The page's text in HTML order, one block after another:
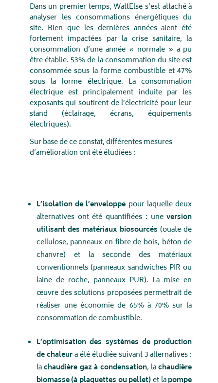
Dans un premier temps, WattElse s’est attaché à
analyser les consommations énergétiques du
site. Bien que les dernières années aient été
fortement impactées par la crise sanitaire, la
consommation d’une année « normale » a pu
être établie. 53% de la consommation du site est
consommée sous la forme combustible et 47%
sous la forme électrique. La consommation
électrique est principalement induite par les
exposants qui soutirent de l’électricité pour leur
stand (éclairage, écrans, équipements
électriques).
Sur base de ce constat, différentes mesures
d’amélioration ont été étudiées :
L’isolation de l’enveloppe pour laquelle deux
alternatives ont été quantifiées : uneversion
utilisant des matériaux biosourcés (ouate de
cellulose, panneaux en fibre de bois, béton de
chanvre) et la seconde des matériaux
conventionnels (panneaux sandwiches PIR ou
laine de roche, panneaux PUR). La mise en
œuvre des solutions proposées permettrait de
réaliser une économie de 65% à 70% sur la
consommation de combustible.
L’optimisation des systèmes de production
de chaleura été étudiée suivant 3 alternatives :
lachaudière gaz à condensation, lachaudière
biomasse (à plaquettes ou pellet)et lapompe